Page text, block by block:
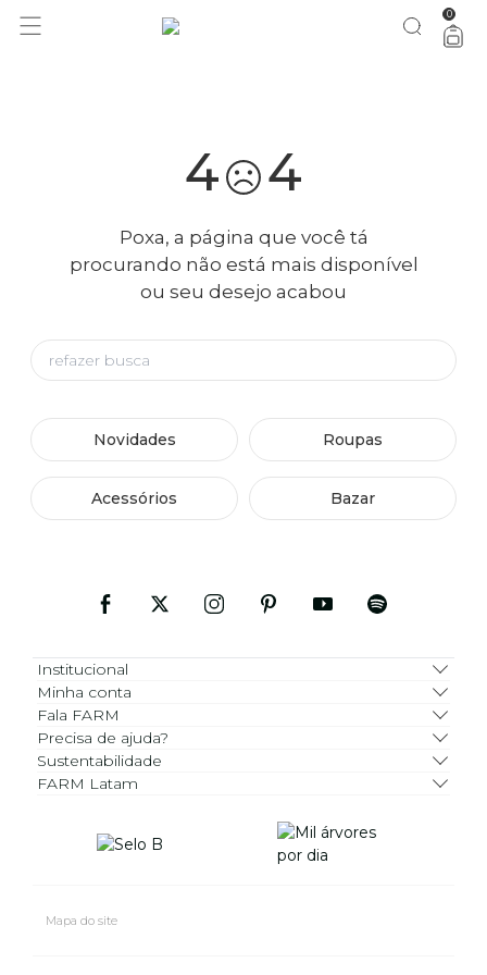
você merece 30% OFF pra comemorar com a gente aproveita! 0
4 4
Poxa, a página que você tá
procurando não está mais disponível
ou seu desejo acabou
Novidades Roupas
Acessórios Bazar
Institucional
Minha conta
Fala FARM
Precisa de ajuda?
Sustentabilidade
FARM Latam
Mapa do site